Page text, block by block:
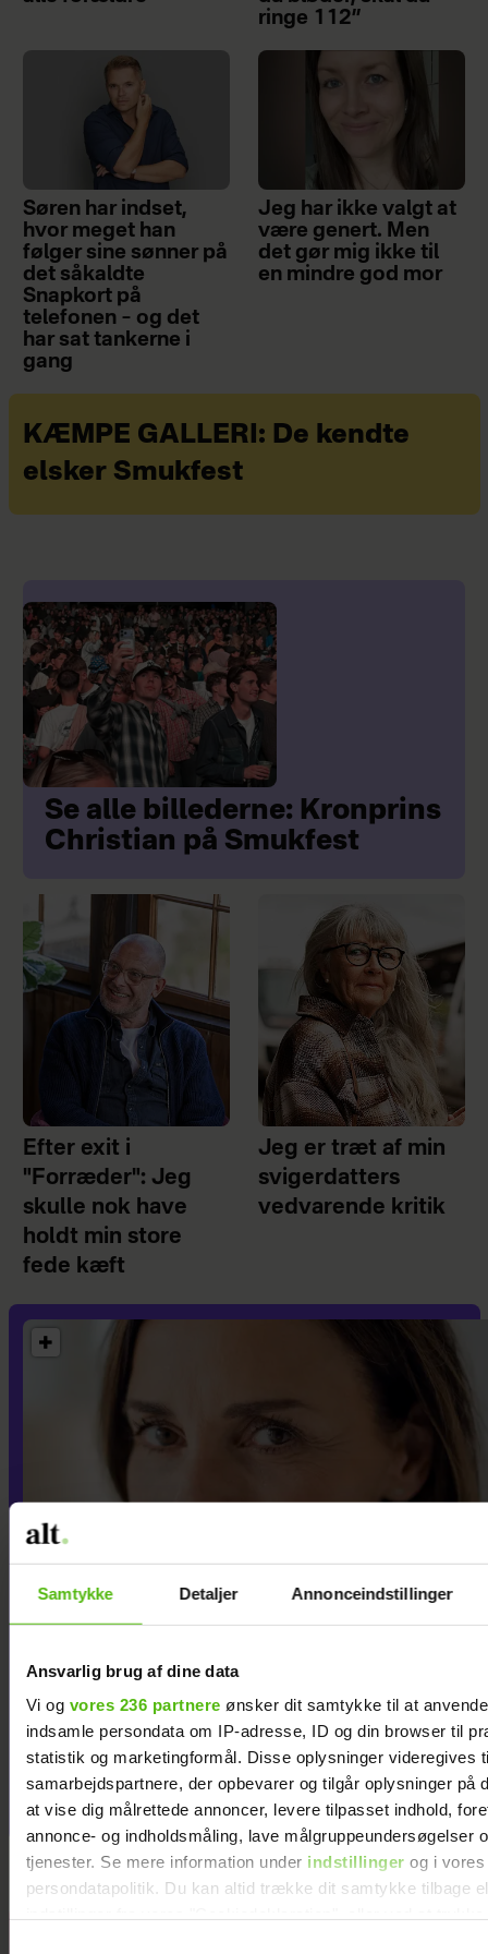
Samtykke Detaljer Annonceindstillinger
Ansvarlig brug af dine data
Vi og vores 236 partnere ønsker dit samtykke til at
indsamle persondata om IP-adresse, ID og din browser til
statistik og marketingformål. Disse oplysninger videregives
samarbejdspartnere, der opbevarer og tilgår oplysninger på
at vise dig målrettede annoncer, levere tilpasset indhold,
annonce- og indholdsmåling, lave målgruppeundersøgelser
tjenester. Se mere information under indstillinger og i vores
persondatapolitik. Du kan altid trække dit samtykke tilbage
ringe 112”
Søren har indset,
hvor meget han
følger sine sønner på
det såkaldte
Snapkort på
telefonen – og det
har sat tankerne i
gang
Jeg har ikke valgt at
være genert. Men
det gør mig ikke til
en mindre god mor
KÆMPE GALLERI: De kendte
elsker Smukfest
Se alle billederne: Kronprins
Christian på Smukfest
Efter exit i
"Forræder": Jeg
skulle nok have
holdt min store
fede kæft
Jeg er træt af min
svigerdatters
vedvarende kritik
Jeg vil aldrig tilgive min
eksmand for det, han
gjorde, efter jeg forlod ham